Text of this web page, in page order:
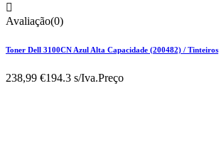

Avaliação(0)
Toner Dell 3100CN Azul Alta Capacidade (200482) / Tinteiros
238,99 €194.3 s/Iva.Preço